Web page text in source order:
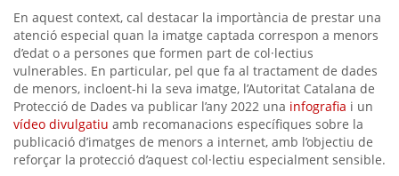
En aquest context, cal destacar la importància de prestar una
atenció especial quan la imatge captada correspon a menors
d’edat o a persones que formen part de col·lectius
vulnerables. En particular, pel que fa al tractament de dades
de menors, incloent-hi la seva imatge, l’Autoritat Catalana de
Protecció de Dades va publicar l’any 2022 una infografia i un
vídeo divulgatiu amb recomanacions específiques sobre la
publicació d’imatges de menors a internet, amb l’objectiu de
reforçar la protecció d’aquest col·lectiu especialment sensible.